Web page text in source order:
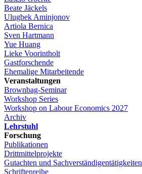
Beate Jäckels
Ulugbek Aminjonov
Artiola Bernica
Sven Hartmann
Yue Huang
Lieke Voorintholt
Gastforschende
Ehemalige Mitarbeitende
Veranstaltungen
Brownbag-Seminar
Workshop Series
Workshop on Labour Economics 2027
Archiv
Lehrstuhl
Forschung
Publikationen
Drittmittelprojekte
Gutachten und Sachverständigentätigkeiten
Schriftenreihe